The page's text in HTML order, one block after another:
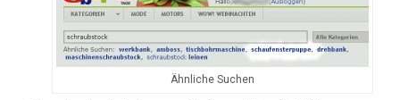
Ähnliche Suchen